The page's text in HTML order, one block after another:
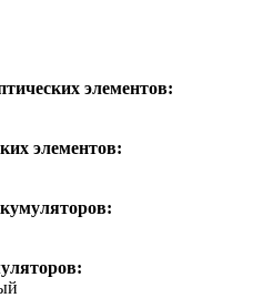
элементов:
элементов: